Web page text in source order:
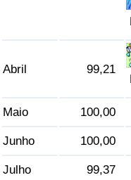
Abril 99,21
Maio 100,00
Junho 100,00
Julho 99,37